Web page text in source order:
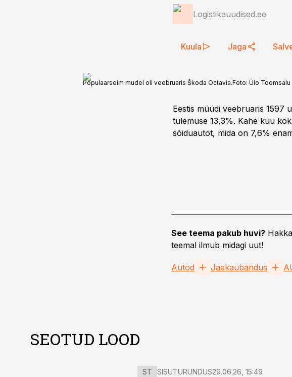
Logistikauudised.ee
Kuula Jaga
Populaarseim mudel oli veebruaris Škoda Octavia.Foto: Ülo Toomsalu
Eestis müüdi veebruaris 1597
tulemuse 13,3%. Kahe kuu
sõiduautot, mida on 7,6%
See teema pakub huvi?
teemal ilmub midagi uut!
Autod Jaekaubandus
SEOTUD LOOD
ST SISUTURUNDUS29.06.26, 15:49